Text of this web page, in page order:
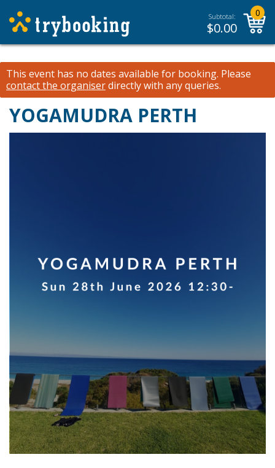
Subtotal:
$0.00
0
This event has no dates available for booking. Please
contact the organiserdirectly with any queries.
YOGAMUDRA PERTH